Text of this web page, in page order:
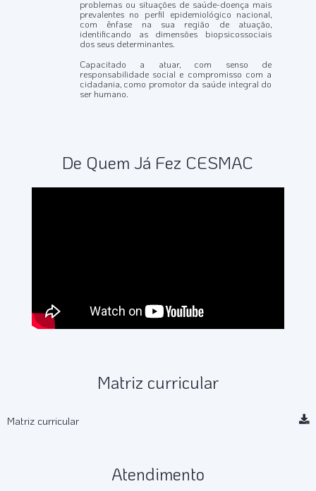
problemas ou situações de saúde-doença mais
prevalentes no perfil epidemiológico nacional,
com ênfase na sua região de atuação,
identificando as dimensões biopsicossociais
dos seus determinantes.
Capacitado a atuar, com senso de
responsabilidade social e compromisso com a
cidadania, como promotor da saúde integral do
ser humano.
De Quem Já Fez CESMAC
Matriz curricular
Matriz curricular
Atendimento